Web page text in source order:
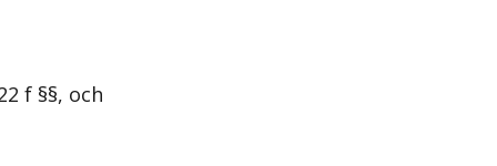
f §§, och